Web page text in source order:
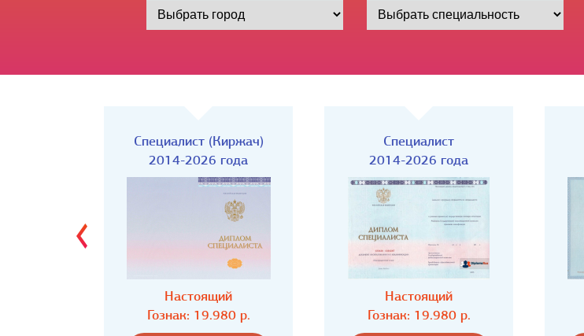
Специалист
2014-2026 года
Настоящий
Гознак: 19.980 р.
Специалист
2011-2013 года
Настоящий
Гознак: 17.980 р.